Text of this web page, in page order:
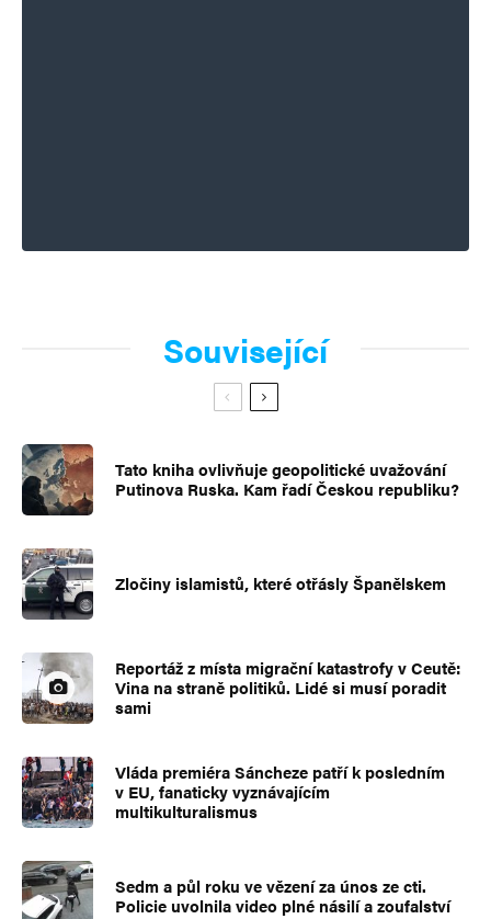
Související
Tato kniha ovlivňuje geopolitické uvažování
Putinova Ruska. Kam řadí Českou republiku?
Zločiny islamistů, které otřásly Španělskem
Reportáž z místa migrační katastrofy v Ceutě:
Vina na straně politiků. Lidé si musí poradit
sami
Vláda premiéra Sáncheze patří k posledním
v EU, fanaticky vyznávajícím
multikulturalismus
Sedm a půl roku ve vězení za únos ze cti.
Policie uvolnila video plné násilí a zoufalství